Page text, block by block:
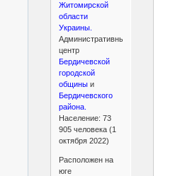
Житомирской
области
Украины.
Административный
центр
Бердичевской
городской
общиныи
Бердичевского
района.
Население: 73
905 человека (1
октября 2022)
Расположен на
юге